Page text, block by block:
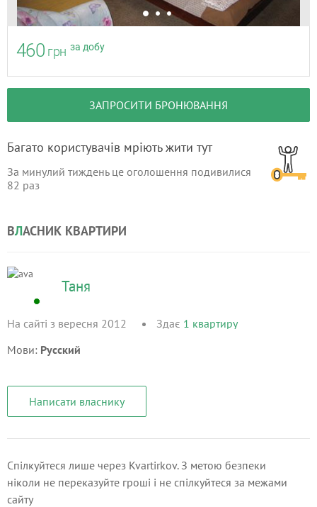
460 грн за добу
ЗАПРОСИТИ БРОНЮВАННЯ
Багато користувачів мріють жити тут
За минулий тиждень це оголошення подивилися
82 раз
ВЛАСНИК КВАРТИРИ
Таня
На сайті з вересня 2012 Здає 1 квартиру
Мови: Русский
Написати власнику
Спілкуйтеся лише через Kvartirkov. З метою безпеки
ніколи не переказуйте гроші і не спілкуйтеся за межами
сайту